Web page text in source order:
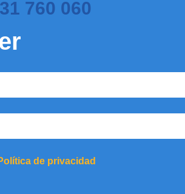
760 060
de privacidad